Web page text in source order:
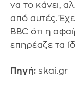
να το κάνει,
από αυτές.
BBC ότι η
επηρέαζε τα
Πηγή: skai.gr